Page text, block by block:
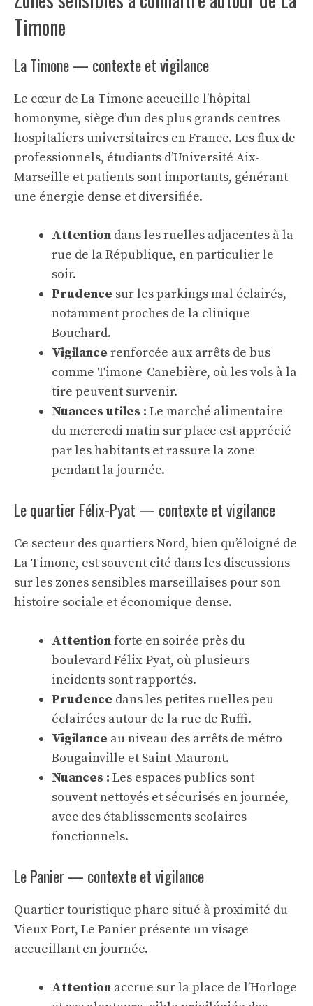
Timone
La Timone — contexte et vigilance
Le cœur de La Timone accueille l’hôpital
homonyme, siège d’un des plus grands centres
hospitaliers universitaires en France. Les flux de
professionnels, étudiants d’Université Aix-
Marseille et patients sont importants, générant
une énergie dense et diversifiée.
Attention dans les ruelles adjacentes à la
rue de la République, en particulier le
soir.
Prudence sur les parkings mal éclairés,
notamment proches de la clinique
Bouchard.
Vigilance renforcée aux arrêts de bus
comme Timone-Canebière, où les vols à la
tire peuvent survenir.
Nuances utiles : Le marché alimentaire
du mercredi matin sur place est apprécié
par les habitants et rassure la zone
pendant la journée.
Le quartier Félix-Pyat — contexte et vigilance
Ce secteur des quartiers Nord, bien qu’éloigné de
La Timone, est souvent cité dans les discussions
sur les zones sensibles marseillaises pour son
histoire sociale et économique dense.
Attentionforte en soirée près du
boulevard Félix-Pyat, où plusieurs
incidents sont rapportés.
Prudence dans les petites ruelles peu
éclairées autour de la rue de Ruffi.
Vigilance au niveau des arrêts de métro
Bougainville et Saint-Mauront.
Nuances : Les espaces publics sont
souvent nettoyés et sécurisés en journée,
avec des établissements scolaires
fonctionnels.
Le Panier — contexte et vigilance
Quartier touristique phare situé à proximité du
Vieux-Port, Le Panier présente un visage
accueillant en journée.
Attention accrue sur la place de l’Horloge